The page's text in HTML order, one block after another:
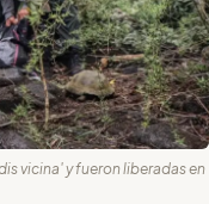
vicina' y fueron liberadas en